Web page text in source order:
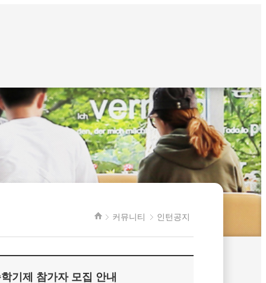
커뮤니티 인턴공지
기제 참가자 모집 안내